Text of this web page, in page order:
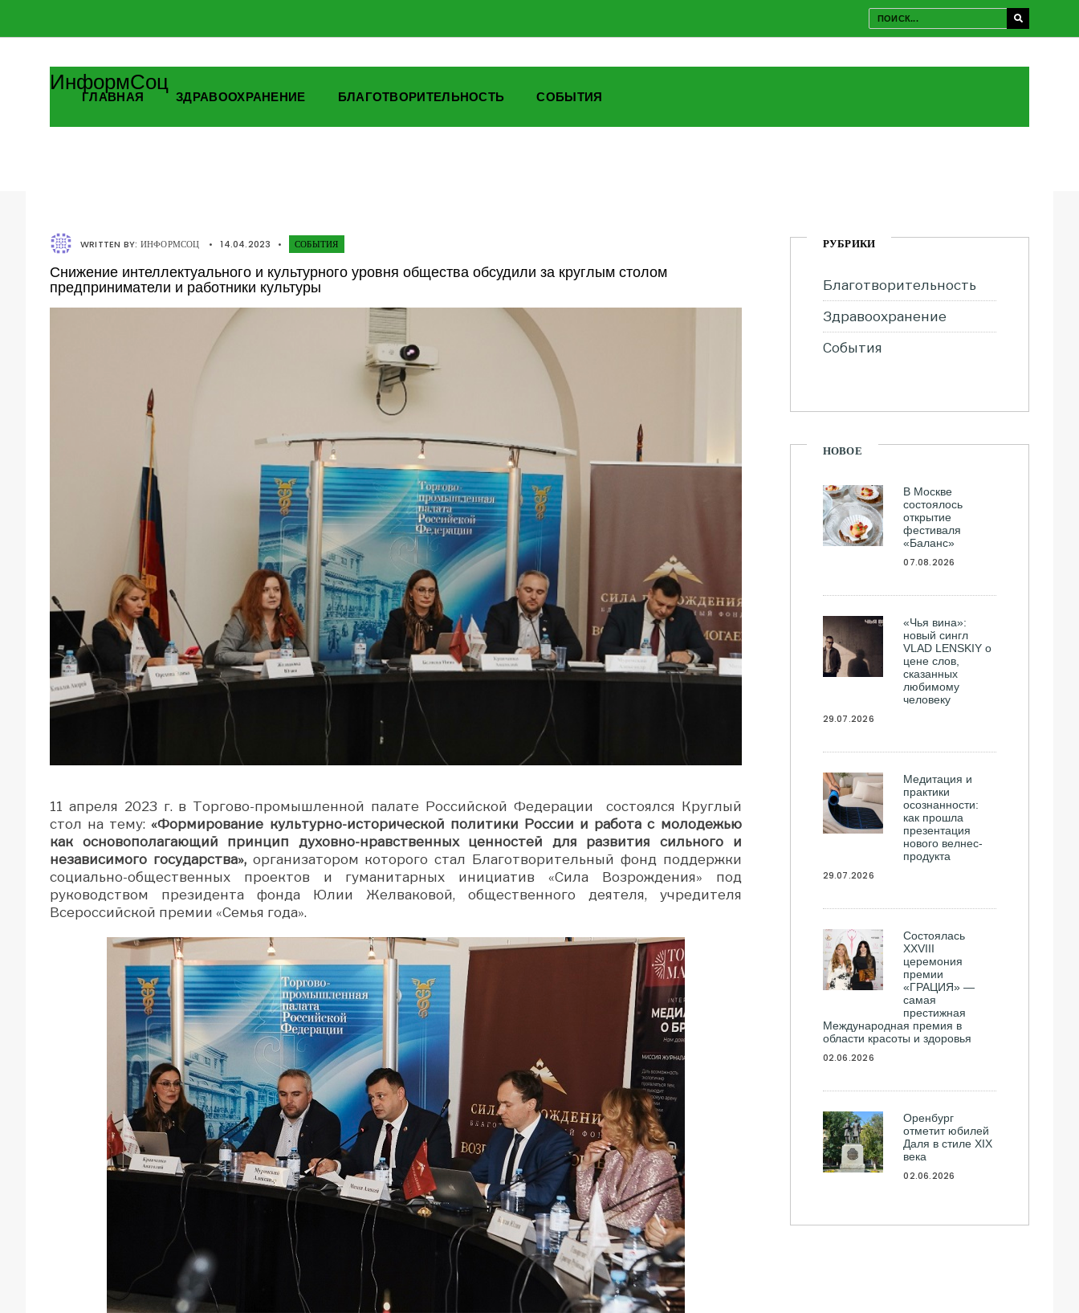
ИнформСоц
ГЛАВНАЯ ЗДРАВООХРАНЕНИЕ БЛАГОТВОРИТЕЛЬНОСТЬ СОБЫТИЯ
WRITTEN BY: ИНФОРМСОЦ • 14.04.2023 • СОБЫТИЯ
Снижение интеллектуального и культурного уровня общества обсудили за круглым столом
предприниматели и работники культуры
11 апреля 2023 г. в Торгово-промышленной палате Российской Федерации состоялся Круглый
стол на тему:«Формирование культурно-исторической политики России и работа с молодежью
как основополагающий принцип духовно-нравственных ценностей для развития сильного и
независимого государства», организатором которого стал Благотворительный фонд поддержки
социально-общественных проектов и гуманитарных инициатив «Сила Возрождения» под
руководством президента фонда Юлии Желваковой, общественного деятеля, учредителя
Всероссийской премии «Семья года».
РУБРИКИ
Благотворительность
Здравоохранение
События
НОВОЕ
В Москве
состоялось
открытие
фестиваля
«Баланс»
07.08.2026
«Чья вина»:
новый сингл
VLAD LENSKIY о
цене слов,
сказанных
любимому
человеку
29.07.2026
Медитация и
практики
осознанности:
как прошла
презентация
нового велнес-
продукта
29.07.2026
Состоялась
ХXVIII
церемония
премии
«ГРАЦИЯ» —
самая
престижная
Международная премия в
области красоты и здоровья
02.06.2026
Оренбург
отметит юбилей
Даля в стиле XIX
века
02.06.2026